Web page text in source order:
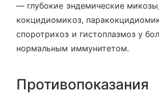
— глубокие эндемические
кокцидиомикоз,
споротрихоз и гистоплазмоз у
нормальным иммунитетом.
Противопоказания